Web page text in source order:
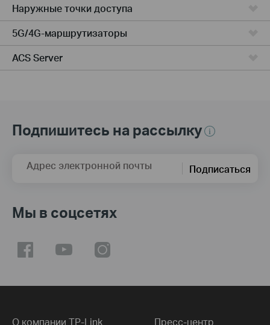
Наружные точки доступа
5G/4G-маршрутизаторы
ACS Server
Подпишитесь на рассылку
Адрес электронной почты Подписаться
Мы в соцсетях
О компании TP-Link Пресс-центр